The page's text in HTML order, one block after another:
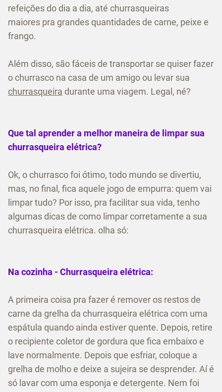
refeições do dia a dia, até churrasqueiras
maiores pra grandes quantidades de carne, peixe e
frango.
Além disso, são fáceis de transportar se quiser fazer
o churrasco na casa de um amigo ou levar sua
churrasqueira durante uma viagem. Legal, né?
Que tal aprender a melhor maneira de limpar sua
churrasqueira elétrica?
Ok, o churrasco foi ótimo, todo mundo se divertiu,
mas, no final, fica aquele jogo de empurra: quem vai
limpar tudo? Por isso, pra facilitar sua vida, tenho
algumas dicas de como limpar corretamente a sua
churrasqueira elétrica. olha só:
Na cozinha - Churrasqueira elétrica:
A primeira coisa pra fazer é remover os restos de
carne da grelha da churrasqueira elétrica com uma
espátula quando ainda estiver quente. Depois, retire
o recipiente coletor de gordura que fica embaixo e
lave normalmente. Depois que esfriar, coloque a
grelha de molho e deixe a sujeira se desprender. Aí é
só lavar com uma esponja e detergente. Nem foi